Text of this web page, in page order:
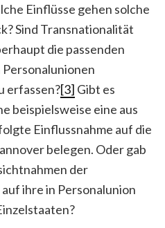
Einflüsse gehen solche
Sind Transnationalität
die passenden
Personalunionen
erfassen?[3] Gibt es
beispielsweise eine aus
Einflussnahme auf die
belegen. Oder gab
der
ihre in Personalunion